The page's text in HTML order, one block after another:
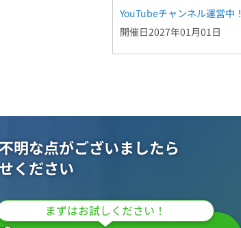
YouTubeチャンネル運営中！
開催日2027年01月01日
明な点がございましたら
ください
まずはお試しください！